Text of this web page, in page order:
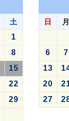
土
1
8
15
22
29
日 月
6
7
13
20
27